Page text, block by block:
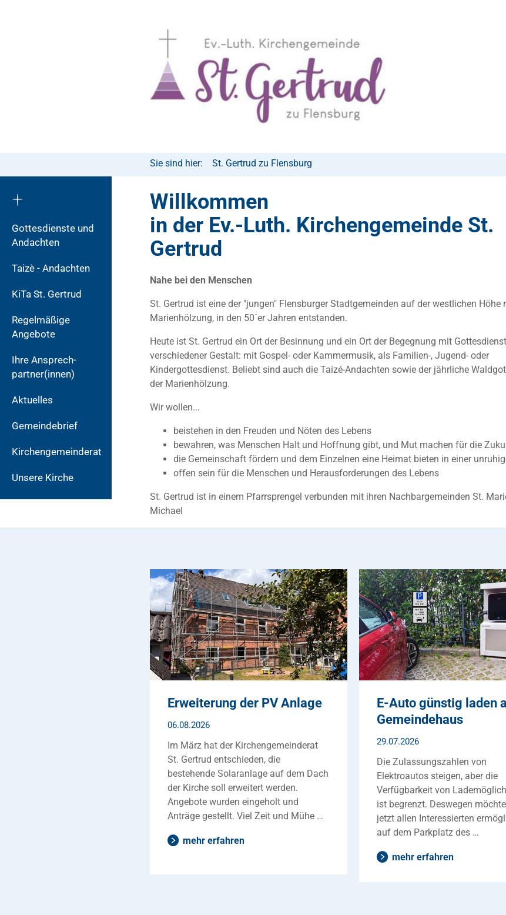
Gottesdienste und
Andachten
Taizè - Andachten
KiTa St. Gertrud
Regelmäßige
Angebote
Ihre Ansprech-
partner(innen)
Aktuelles
Gemeindebrief
Kirchengemeinderat
Unsere Kirche
Sie sind hier: St. Gertrud zu Flensburg
Willkommen
in der Ev.-Luth. Kirchengemeinde St.
Gertrud
Nahe bei den Menschen
St. Ger­trud ist eine der "jungen" Flensburger Stadtgemeinden auf der westlichen Höhe
Marienhölzung, in den 50´er Jahren entstanden.
Heute ist St. Gertrud ein Ort der Besinnung und ein Ort der Begegnung mit
verschiedener Gestalt: mit Gospel- oder Kammermusik, als Familien-, Jugend- oder
Kindergottesdienst. Beliebt sind auch die Taizé-Andachten sowie der jährliche
der Marienhölzung.
Wir wollen...
beistehen in den Freuden und Nöten des Lebens
bewahren, was Menschen Halt und Hoffnung gibt, und Mut machen für die
die Gemeinschaft fördern und dem Einzelnen eine Heimat bieten in einer
offen sein für die Menschen und Herausforderungen des Lebens
St. Gertrud ist in einem Pfarrsprengel verbunden mit ihren Nachbargemeinden St.
Michael
Erweiterung der PV Anlage
06.08.2026
Im März hat der Kirchengemeinderat
St. Gertrud entschieden, die
bestehende Solaranlage auf dem Dach
der Kirche soll erweitert werden.
Angebote wurden eingeholt und
Anträge gestellt. Viel Zeit und Mühe …
mehr erfahren
E-Auto günstig laden
Gemeindehaus
29.07.2026
Die Zulassungszahlen von
Elektroautos steigen, aber die
Verfügbarkeit von
ist begrenzt. Deswegen
jetzt allen Interessierten
auf dem Parkplatz des …
mehr erfahren